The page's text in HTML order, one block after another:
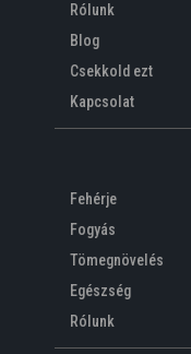
Rólunk
Blog
Csekkold ezt
Kapcsolat
Fehérje
Fogyás
Tömegnövelés
Egészség
Rólunk